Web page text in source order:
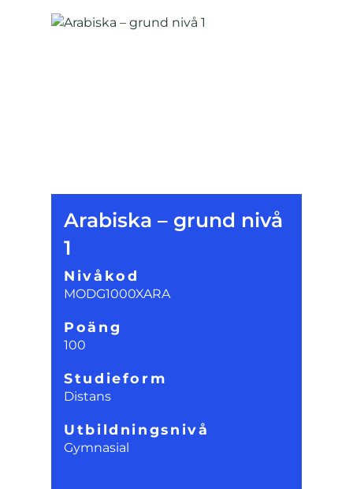
Arabiska – grund nivå
1
Nivåkod
MODG1000XARA
Poäng
100
Studieform
Distans
Utbildningsnivå
Gymnasial